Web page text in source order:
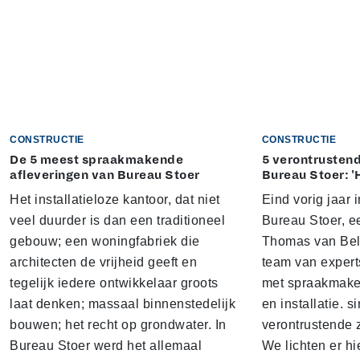
CONSTRUCTIE
De 5 meest spraakmakende
afleveringen van Bureau Stoer
Het installatieloze kantoor, dat niet
veel duurder is dan een traditioneel
gebouw; een woningfabriek die
architecten de vrijheid geeft en
tegelijk iedere ontwikkelaar groots
laat denken; massaal binnenstedelijk
bouwen; het recht op grondwater. In
Bureau Stoer werd het allemaal
CONSTRUCTIE
5
Bureau Stoer:
Eind vorig jaar
Bureau Stoer,
Thomas van
team van
met
en installatie.
verontrustende
We lichten er